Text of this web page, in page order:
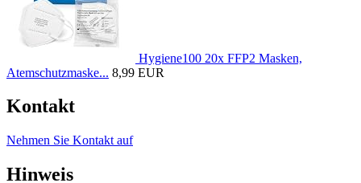
Hygiene100 20x FFP2 Masken,
Atemschutzmaske... 8,99 EUR
Kontakt
Nehmen Sie Kontakt auf
Hinweis